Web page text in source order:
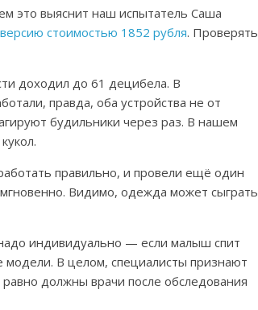
это выяснит наш испытатель Саша
стоимостью 1852 рубля. Проверять
доходил до 61 децибела. В
правда, оба устройства не от
будильники через раз. В нашем
правильно, и провели ещё один
Видимо, одежда может сыграть
индивидуально — если малыш спит
модели. В целом, специалисты признают
должны врачи после обследования